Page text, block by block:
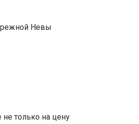
Невы
только на цену